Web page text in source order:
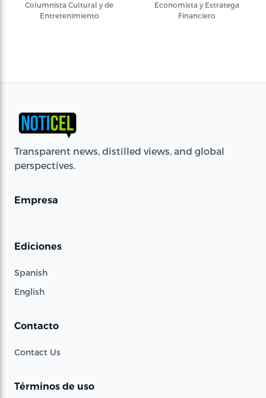
Columnista Cultural y de
Entretenimiento
Economista y Estratega
Financiero
Transparent news, distilled views, and global
perspectives.
Empresa
Ediciones
Spanish
English
Contacto
Contact Us
Términos de uso